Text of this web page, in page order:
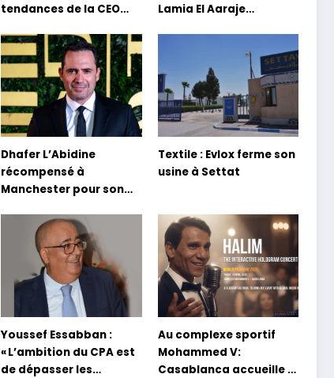
tendances de la CEO
Lamia El Aaraje
Dhafer L’Abidine
récompensé à
Manchester pour son
Textile : Evlox ferme son
usine à Settat
Youssef Essabban :
« L’ambition du CPA est
de dépasser les
Au complexe sportif
Mohammed V:
Casablanca accueille la